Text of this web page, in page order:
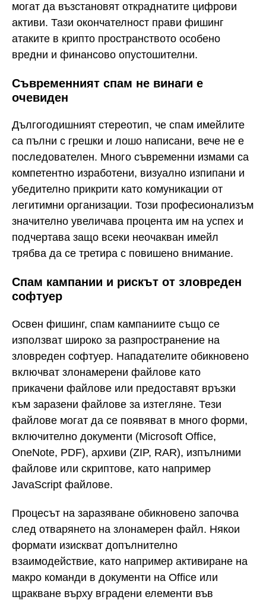
могат да възстановят откраднатите цифрови
активи. Тази окончателност прави фишинг
атаките в крипто пространството особено
вредни и финансово опустошителни.
Съвременният спам не винаги е
очевиден
Дългогодишният стереотип, че спам имейлите
са пълни с грешки и лошо написани, вече не е
последователен. Много съвременни измами са
компетентно изработени, визуално изпипани и
убедително прикрити като комуникации от
легитимни организации. Този професионализъм
значително увеличава процента им на успех и
подчертава защо всеки неочакван имейл
трябва да се третира с повишено внимание.
Спам кампании и рискът от зловреден
софтуер
Освен фишинг, спам кампаниите също се
използват широко за разпространение на
зловреден софтуер. Нападателите обикновено
включват злонамерени файлове като
прикачени файлове или предоставят връзки
към заразени файлове за изтегляне. Тези
файлове могат да се появяват в много форми,
включително документи (Microsoft Office,
OneNote, PDF), архиви (ZIP, RAR), изпълними
файлове или скриптове, като например
JavaScript файлове.
Процесът на заразяване обикновено започва
след отварянето на злонамерен файл. Някои
формати изискват допълнително
взаимодействие, като например активиране на
макро команди в документи на Office или
щракване върху вградени елементи във